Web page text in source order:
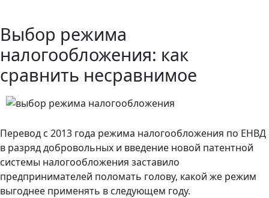
Выбор режима
налогообложения: как
сравнить несравнимое
Перевод с 2013 года режима налогообложения по ЕНВД
в разряд добровольных и введение новой патентной
системы налогообложения заставило
предпринимателей поломать голову, какой же режим
выгоднее применять в следующем году.